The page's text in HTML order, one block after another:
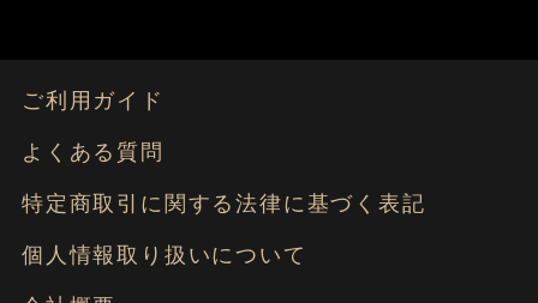
ご利用ガイド
よくある質問
特定商取引に関する法律に基づく表記
個人情報取り扱いについて